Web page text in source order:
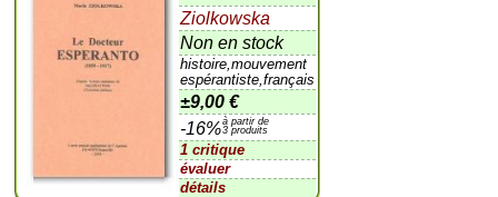
Ziolkowska
Non en stock
histoire,mouvement
espérantiste,français
±9,00 €
-16%à partir de
3 produits
1 critique
évaluer
détails